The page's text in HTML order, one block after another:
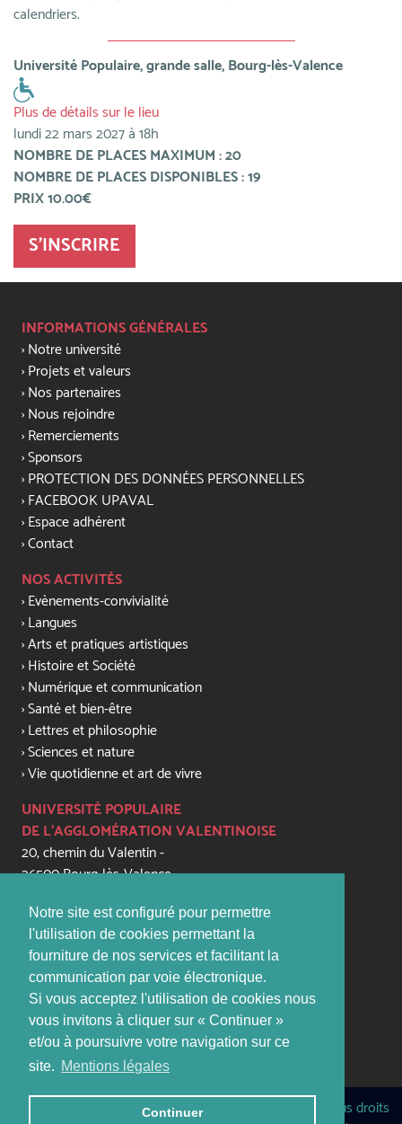
Notre site est configuré pour permettre
l'utilisation de cookies permettant la
fourniture de nos services et facilitant la
communication par voie électronique.
Si vous acceptez l'utilisation de cookies nous
vous invitons à cliquer sur « Continuer »
et/ou à poursuivre votre navigation sur ce
site. Mentions légales
Continuer
calendriers.
Université Populaire, grande salle, Bourg-lès-Valence
Plus de détails sur le lieu
lundi 22 mars 2027 à 18h
NOMBRE DE PLACES MAXIMUM : 20
NOMBRE DE PLACES DISPONIBLES : 19
PRIX 10.00€
S'INSCRIRE
INFORMATIONS GÉNÉRALES
Notre université
Projets et valeurs
Nos partenaires
Nous rejoindre
Remerciements
Sponsors
PROTECTION DES DONNÉES PERSONNELLES
FACEBOOK UPAVAL
Espace adhérent
Contact
NOS ACTIVITÉS
Evènements-convivialité
Langues
Arts et pratiques artistiques
Histoire et Société
Numérique et communication
Santé et bien-être
Lettres et philosophie
Sciences et nature
Vie quotidienne et art de vivre
UNIVERSITÉ POPULAIRE
DE L'AGGLOMÉRATION VALENTINOISE
20, chemin du Valentin -
26500 Bourg-lès-Valence
+33 (0) 4 75 56 81 79
contact@upaval.com
PERMANENCES:
lundi, mardi, jeudi, vendredi de 16h - 17h45
(sauf vacances scolaires)
Site: www.upaval.com
Copyright © Université Populaire de Valence - 2017 | Tous droits